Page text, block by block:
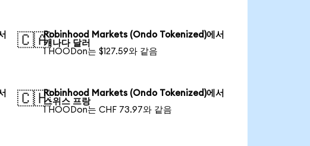
🇨🇦Robinhood Markets (Ondo Tokenized)에서
캐나다 달러
1 HOODon는 $127.59와 같음
🇨🇭Robinhood Markets (Ondo Tokenized)에서
스위스 프랑
1 HOODon는 CHF 73.97와 같음